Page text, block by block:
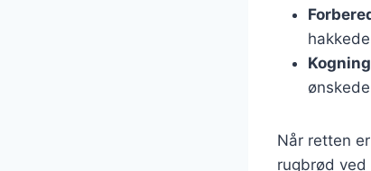
Kogning
Når retten
rugbrød